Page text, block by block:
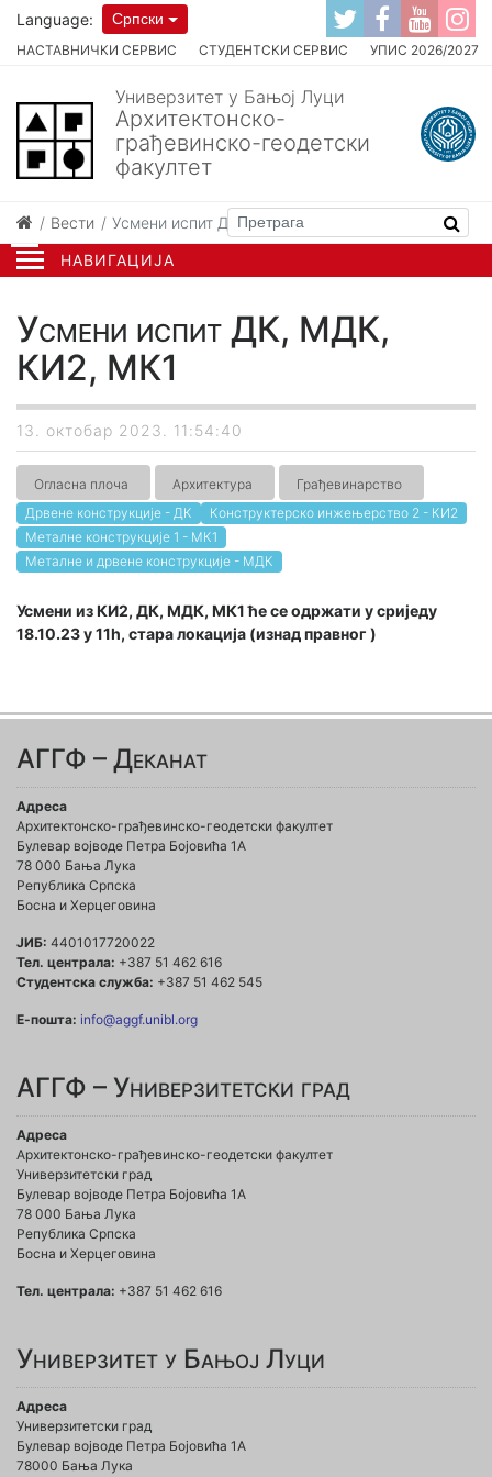
НАВИГАЦИЈА
НАСТАВНИЧКИ СЕРВИС СТУДЕНТСКИ СЕРВИС УПИС 2026/2027
Language: Српски
Универзитет у Бањој Луци
Архитектонско-
грађевинско-геодетски
факултет
Вести Усмени испит ДК, МДК, КИ2, МК1
Усмени испит ДК, МДК,
КИ2, МК1
13. октобар 2023. 11:54:40
Огласна плоча Архитектура
Грађевинарство
Дрвене конструкције - ДК
Конструктерско инжењерство 2 - КИ2
Металне конструкције 1 - МК1
Металне и дрвене конструкције - МДК
Усмени из КИ2, ДК, МДК, МК1 ће се одржати у сриједу
18.10.23 у 11h, стара локација (изнад правног )
АГГФ – Деканат
Адреса
Архитектонско-грађевинско-геодетски факултет
Булевар војводе Петра Бојовића 1A
78 000 Бања Лука
Република Српска
Босна и Херцеговина
ЈИБ: 4401017720022
Тел. централа: +387 51 462 616
Студентска служба: +387 51 462 545
Е-пошта: info@aggf.unibl.org
АГГФ – Универзитетски град
Адреса
Архитектонско-грађевинско-геодетски факултет
Универзитетски град
Булевар војводе Петра Бојовића 1A
78 000 Бања Лука
Република Српска
Босна и Херцеговина
Тел. централа: +387 51 462 616
Универзитет у Бањој Луци
Адреса
Универзитетски град
Булевар војводе Петра Бојовића 1А
78000 Бања Лука